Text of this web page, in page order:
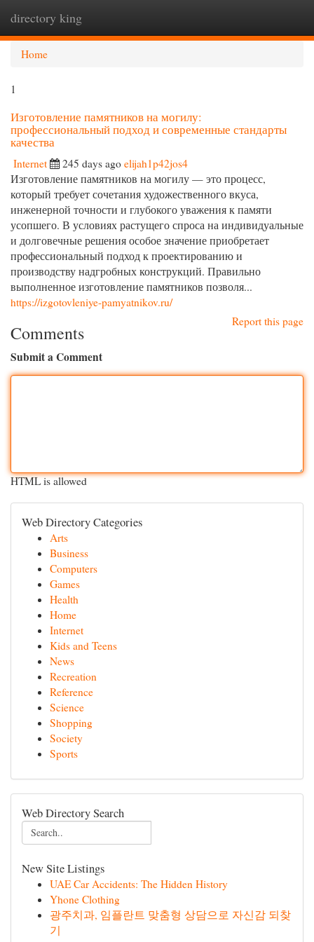
directory king
Home
1
Изготовление памятников на могилу:
профессиональный подход и современные стандарты
качества
Internet 245 days ago elijah1p42jos4
Изготовление памятников на могилу — это процесс,
который требует сочетания художественного вкуса,
инженерной точности и глубокого уважения к памяти
усопшего. В условиях растущего спроса на индивидуальные
и долговечные решения особое значение приобретает
профессиональный подход к проектированию и
производству надгробных конструкций. Правильно
выполненное изготовление памятников позволя...
https://izgotovleniye-pamyatnikov.ru/
Report this page
Comments
Submit a Comment
HTML is allowed
Web Directory Categories
Arts
Business
Computers
Games
Health
Home
Internet
Kids and Teens
News
Recreation
Reference
Science
Shopping
Society
Sports
Web Directory Search
New Site Listings
UAE Car Accidents: The Hidden History
Yhone Clothing
광주치과, 임플란트 맞춤형 상담으로 자신감 되찾
기